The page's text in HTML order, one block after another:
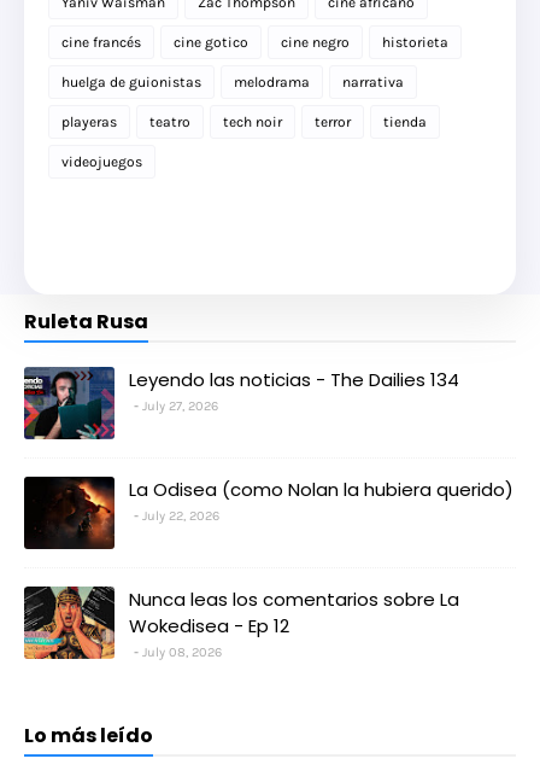
cine francés cine gotico cine negro historieta
huelga de guionistas melodrama narrativa
playeras teatro tech noir terror tienda
videojuegos
Ruleta Rusa
Leyendo las noticias - The Dailies 134
July 27, 2026
La Odisea (como Nolan la hubiera querido)
July 22, 2026
Nunca leas los comentarios sobre La
Wokedisea - Ep 12
July 08, 2026
Lo más leído